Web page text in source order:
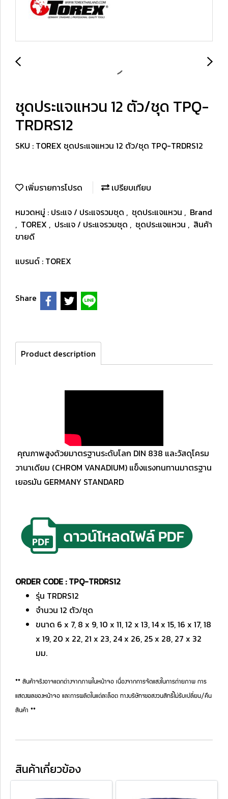
ชุดประแจแหวน 12 ตัว/ชุด TPQ-
TRDRS12
SKU : TOREX ชุดประแจแหวน 12 ตัว/ชุด TPQ-TRDRS12
เพิ่มรายการโปรด
เปรียบเทียบ
หมวดหมู่ : ประแจ / ประแจรวมชุด , ชุดประแจแหวน , Brand
, TOREX , ประแจ / ประแจรวมชุด , ชุดประแจแหวน , สินค้า
ขายดี
แบรนด์ : TOREX
Share
Product description
คุณภาพสูงด้วยมาตรฐานระดับโลก DIN 838 และวัสดุโครม
วานาเดียม (CHROM VANADIUM) แข็งแรงทนทานมาตรฐาน
เยอรมัน GERMANY STANDARD
ORDER CODE : TPQ-TRDRS12
รุ่น TRDRS12
จำนวน 12 ตัว/ชุด
ขนาด 6 x 7, 8 x 9, 10 x 11, 12 x 13, 14 x 15, 16 x 17, 18
x 19, 20 x 22, 21 x 23, 24 x 26, 25 x 28, 27 x 32
มม.
** สินค้าจริงอาจแตกต่างจากภาพในหน้าจอ เนื่องจากการจัดแสงในการถ่ายภาพ การ
แสดงผลของหน้าจอ และการผลิตในแต่ละล็อต ทางบริษัทฯขอสงวนสิทธิ์ไม่รับเปลี่ยน/คืน
สินค้า **
สินค้าเกี่ยวข้อง